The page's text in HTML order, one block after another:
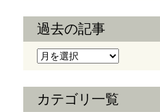
過去の記事
過去の記事
カテゴリ一覧